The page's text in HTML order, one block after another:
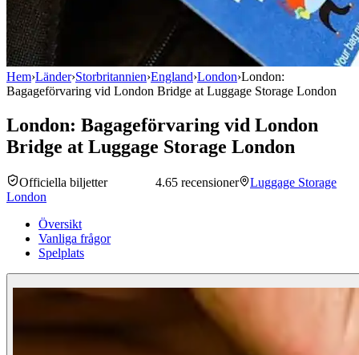
Hem›Länder›Storbritannien›England›London›London:
Bagageförvaring vid London Bridge at Luggage Storage London
London: Bagageförvaring vid London
Bridge at Luggage Storage London
Officiella biljetter 4.65 recensioner
Luggage Storage
London
Översikt
Vanliga frågor
Spelplats